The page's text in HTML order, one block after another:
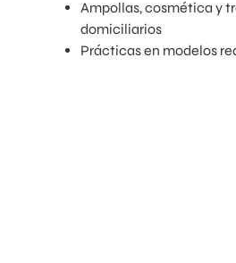
Ampollas, cosmética y
domiciliarios
Prácticas en modelos